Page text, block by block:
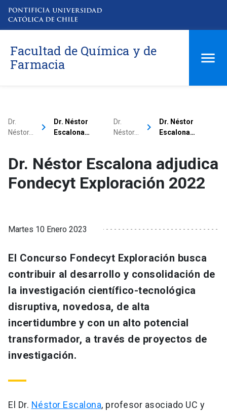
Facultad de Química y de
Farmacia
Dr.
Néstor…
keyboard_arrow_right
Dr. Néstor
Escalona…
Dr.
Néstor…
keyboard_arrow_right
Dr. Néstor
Escalona…
Dr. Néstor Escalona adjudica
Fondecyt Exploración 2022
Martes 10 Enero 2023
El Concurso Fondecyt Exploración busca
contribuir al desarrollo y consolidación de
la investigación científico-tecnológica
disruptiva, novedosa, de alta
incertidumbre y con un alto potencial
transformador, a través de proyectos de
investigación.
El Dr. Néstor Escalona, profesor asociado UC y